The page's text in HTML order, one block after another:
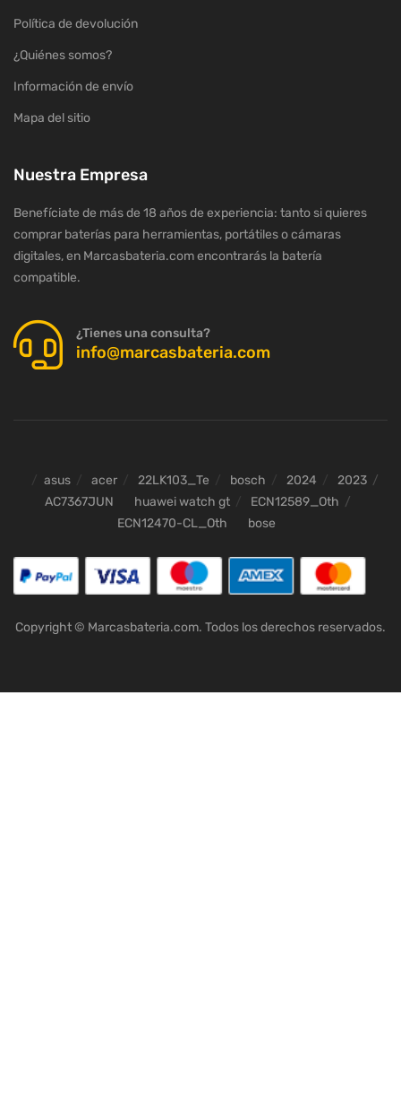
Política de devolución
¿Quiénes somos?
Información de envío
Mapa del sitio
Nuestra Empresa
Benefíciate de más de 18 años de experiencia: tanto si quieres
comprar baterías para herramientas, portátiles o cámaras
digitales, en Marcasbateria.com encontrarás la batería
compatible.
¿Tienes una consulta?
info@marcasbateria.com
asus acer 22LK103_Te bosch 2024
2023
AC7367JUN
huawei watch gt
ECN12589_Oth
ECN12470-CL_Oth
bose
Copyright © Marcasbateria.com. Todos los derechos reservados.